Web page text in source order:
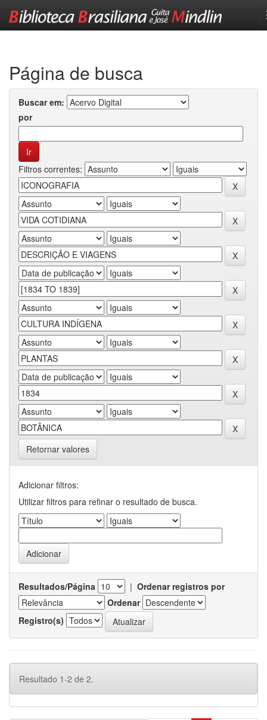
Página de busca
Buscar em:
por
Filtros correntes:
Retornar valores
Adicionar filtros:
Utilizar filtros para refinar o resultado de busca.
Resultados/Página | Ordenar registros por
Ordenar
Registro(s)
Resultado 1-2 de 2.